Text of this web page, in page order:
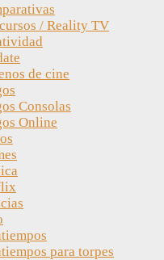
/ Reality TV
de cine
Consolas
Online
para torpes